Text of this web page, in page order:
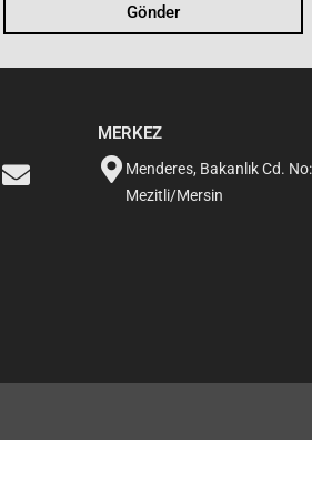
e
Gönder
MERKEZ
Menderes, Bakanlık Cd.
Mezitli/Mersin